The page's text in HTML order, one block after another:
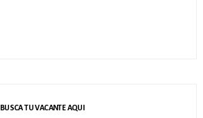
BUSCA TU VACANTE AQUI